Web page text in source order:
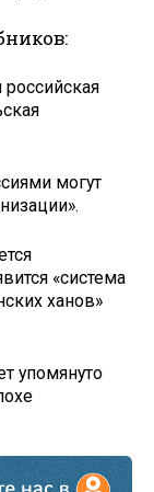
российская
могут
«система
ханов»
упомянуто